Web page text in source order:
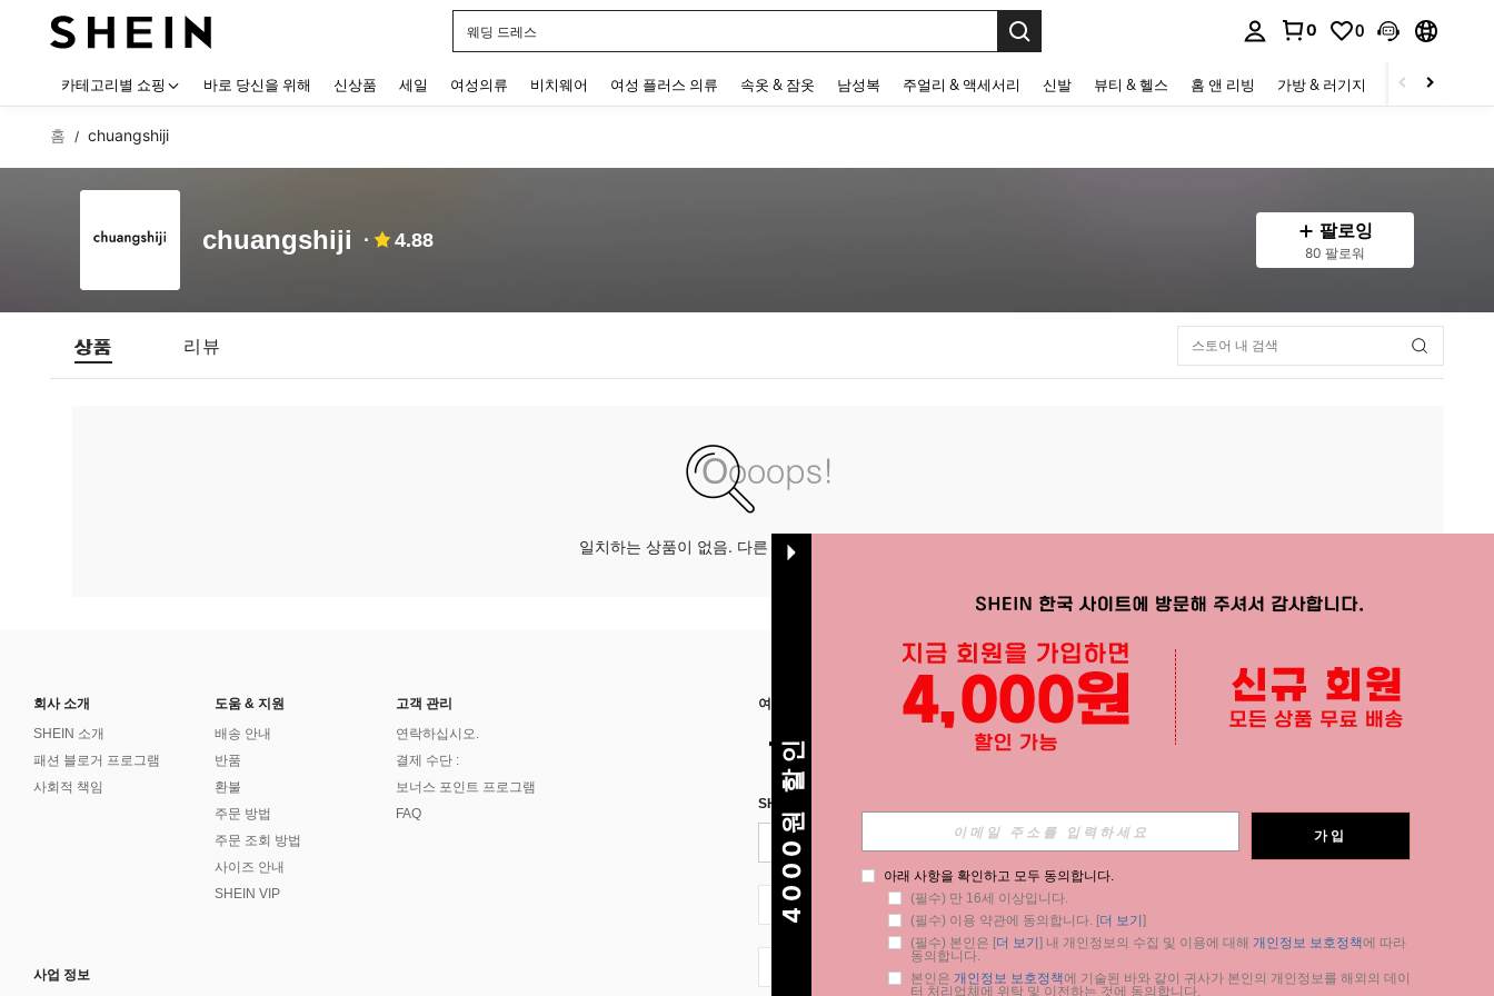
웨딩 드레스
0 0
카테고리별 쇼핑 바로 당신을 위해 신상품 세일 여성의류 비치웨어 여성 플러스 의류 속옷 & 잠옷 남성복 주얼리 & 액세서리 신발 뷰티 & 헬스 홈 앤 리빙 가방 & 러기지 스포츠 & 아웃
홈 / chuangshiji
chuangshiji 4.88 팔로잉
80 팔로워
상품 리뷰
일치하는 상품이 없음. 다른 옵션으로 시도하십시오.
회사 소개
SHEIN 소개
패션 블로거 프로그램
사회적 책임
도움 & 지원
배송 안내
반품
환불
주문 방법
주문 조회 방법
사이즈 안내
SHEIN VIP
고객 관리
연락하십시오.
결제 수단 :
보너스 포인트 프로그램
FAQ
사업 정보
여기에서 저희를 찾아주세요 APP
SHEIN STYLE NEWS에 등록하세요.
KR + 82
4000원 할인 가입
아래 사항을 확인하고 모두 동의합니다.
(필수) 만 16세 이상입니다.
(필수) 이용 약관에 동의합니다. [더 보기 ]
(필수) 본인은 [더 보기 ] 내 개인정보의 수집 및 이용에 대해 개인정보 보호정책에 따라
동의합니다.
본인은 개인정보 보호정책에 기술된 바와 같이 귀사가 본인의 개인정보를 해외의 데이
터 처리업체에 위탁 및 이전하는 것에 동의합니다.